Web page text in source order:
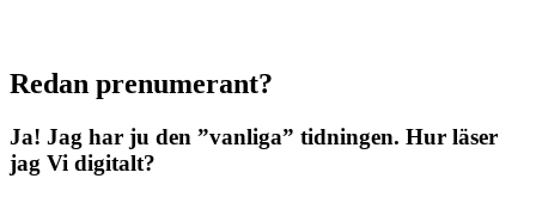
Redan prenumerant?
Ja! Jag har ju den ”vanliga” tidningen. Hur läser
jag Vi digitalt?